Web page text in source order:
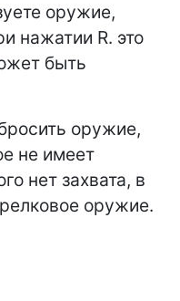
оружие,
нажатии R. это
быть
оружие,
не имеет
нет захвата, в
оружие.